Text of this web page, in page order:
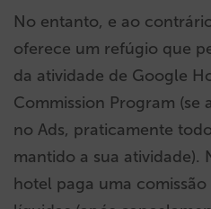
No entanto, e ao
oferece um refúgio que
da atividade de Google
Commission Program (se
no Ads, praticamente
mantido a sua atividade).
hotel paga uma comissão